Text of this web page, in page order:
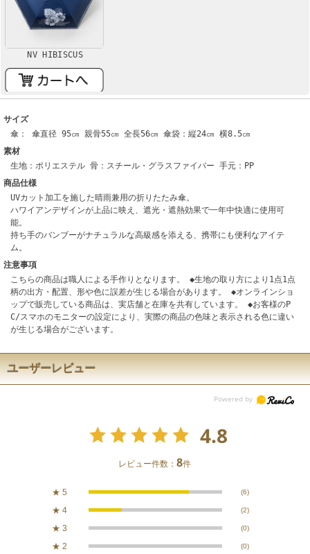
NV HIBISCUS
サイズ
傘： 傘直径 95㎝ 親骨55㎝ 全長56㎝ 傘袋：縦24㎝ 横8.5㎝
素材
生地：ポリエステル 骨：スチール・グラスファイバー 手元：PP
商品仕様
UVカット加工を施した晴雨兼用の折りたたみ傘。
ハワイアンデザインが上品に映え、遮光・遮熱効果で一年中快適に使用可
能。
持ち手のバンブーがナチュラルな高級感を添える、携帯にも便利なアイテ
ム。
注意事項
こちらの商品は職人による手作りとなります。 ◆生地の取り方により1点1点
柄の出方・配置、形や色に誤差が生じる場合があります。 ◆オンラインショ
ップで販売している商品は、実店舗と在庫を共有しています。 ◆お客様のP
C/スマホのモニターの設定により、実際の商品の色味と表示される色に違い
が生じる場合がございます。
ユーザーレビュー
4.8
レビュー件数：8件
★ 5 (6)
★ 4 (2)
★ 3 (0)
★ 2 (0)